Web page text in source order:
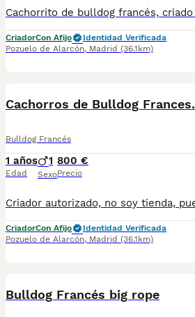
CriadorCon Afijo
Identidad Verificada
Pozuelo de Alarcón, Madrid (36.1km)
Cachorros de Bulldog Frances.
Bulldog Francés
1 años
Edad
1
Sexo
800 €
Precio
CriadorCon Afijo
Identidad Verificada
Pozuelo de Alarcón, Madrid (36.1km)
Bulldog Francés big rope